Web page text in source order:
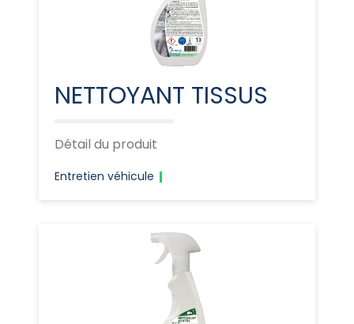
NETTOYANT TISSUS
Détail du produit
Entretien véhicule